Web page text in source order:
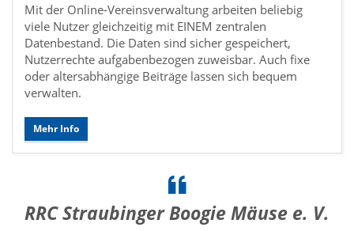
Mit der Online-Vereinsverwaltung arbeiten beliebig
viele Nutzer gleichzeitig mit EINEM zentralen
Datenbestand. Die Daten sind sicher gespeichert,
Nutzerrechte aufgabenbezogen zuweisbar. Auch fixe
oder altersabhängige Beiträge lassen sich bequem
verwalten.
Mehr Info
RRC Straubinger Boogie Mäuse e. V.